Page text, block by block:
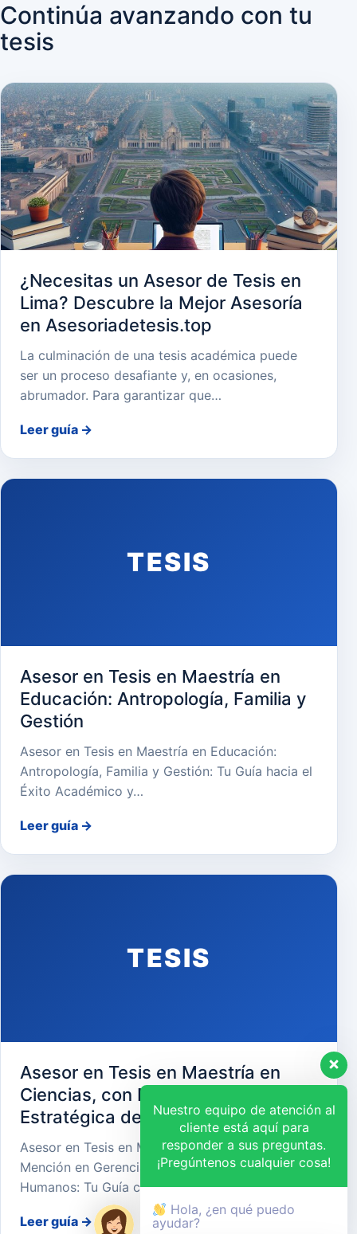
Continúa avanzando con tu
tesis
¿Necesitas un Asesor de Tesis en
Lima? Descubre la Mejor Asesoría
en Asesoriadetesis.top
La culminación de una tesis académica puede
ser un proceso desafiante y, en ocasiones,
abrumador. Para garantizar que…
Leer guía →
TESIS
Asesor en Tesis en Maestría en
Educación: Antropología, Familia y
Gestión
Asesor en Tesis en Maestría en Educación:
Antropología, Familia y Gestión: Tu Guía hacia el
Éxito Académico y…
Leer guía →
TESIS
Asesor en Tesis en Maestría en
Ciencias, con Mención en Gerencia
Estratégica de Recursos Humanos
Asesor en Tesis en Maestría en Ciencias, con
Mención en Gerencia Estratégica de Recursos
Humanos: Tu Guía cara…
Leer guía →
Nuestro equipo de atención al
cliente está aquí para
responder a sus preguntas.
¡Pregúntenos cualquier cosa!
Hola, ¿en qué puedo
ayudar?